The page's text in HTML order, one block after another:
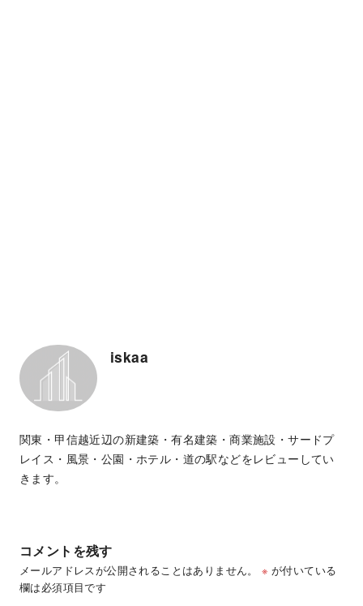
iskaa
関東・甲信越近辺の新建築・有名建築・商業施設・サードプ
レイス・風景・公園・ホテル・道の駅などをレビューしてい
きます。
コメントを残す
メールアドレスが公開されることはありません。 ※ が付いている
欄は必須項目です